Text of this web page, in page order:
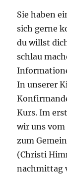
Sie haben
sich gerne
du willst
schlau
In unserer
Kurs. Im
wir uns vom
zum
(Christi
nachmittag